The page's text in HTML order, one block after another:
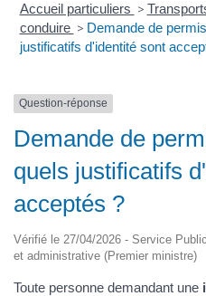
Accueil particuliers >
conduire > Demande de
justificatifs d'identité sont
Question-réponse
Demande de
quels justificatifs
acceptés ?
Vérifié le 27/04/2026 - Service
et administrative (Premier ministre)
Toute personne demandant une